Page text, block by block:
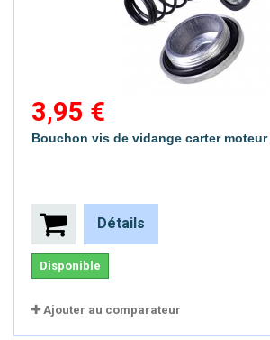
3,95 €
Bouchon vis de vidange carter moteur
Détails
Disponible
Ajouter au comparateur